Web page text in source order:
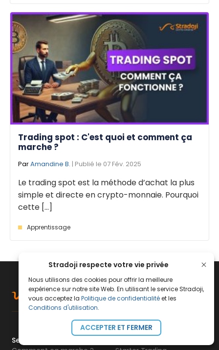
Stradoji respecte votre vie privée
Nous utilisons des cookies pour offrir la meilleure
expérience sur notre site Web. En utilisant le service Stradoji,
vous acceptez la Politique de confidentialitéet les
Conditions d'utilisation.
ACCEPTER ET FERMER
Trading spot : C'est quoi et comment ça
marche ?
ParAmandine B. | Publié le 07 Fév. 2025
Le trading spot est la méthode d’achat la plus
simple et directe en crypto-monnaie. Pourquoi
cette [...]
Apprentissage
Services Stradoji